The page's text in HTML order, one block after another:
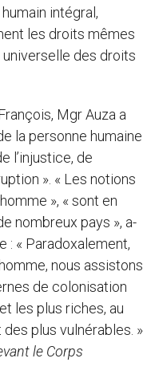
intégral,
les droits mêmes
des droits
Mgr Auza a
la personne humaine
l’injustice, de
». « Les notions
», « sont en
nombreux pays », a-
: « Paradoxalement,
nous assistons
de colonisation
les plus riches, au
plus vulnérables. »
le Corps